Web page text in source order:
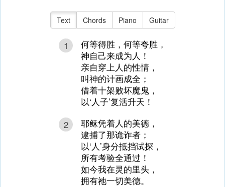
Text Chords Piano Guitar
1
何等得胜，何等夸胜，
神自己来成为人！
亲自穿上人的性情，
叫神的计画成全；
借着十架败坏魔鬼，
以‘人子’复活升天！
2
耶稣凭着人的美德，
逮捕了那诡诈者；
以‘人’身分抵挡试探，
所有考验全通过！
如今我在灵的里头，
拥有祂一切美德。